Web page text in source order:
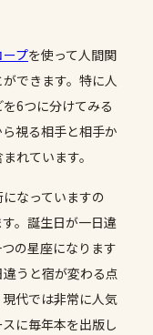
プを使って人間関
できます。特に人
を6つに分けてみる
視る相手と相手か
れています。
なっていますの
。誕生日が一日違
の星座になります
うと宿が変わる点
代では非常に人気
に毎年本を出版し